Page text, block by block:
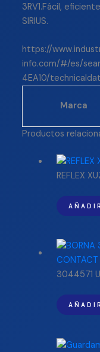
3RV1.Fácil,
SIRIUS.
https://
info.com/#/es/
4EA10/
Marca
Productos
REFLEX
3044571